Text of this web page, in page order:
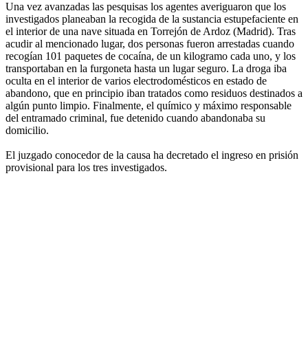
Una vez avanzadas las pesquisas los agentes averiguaron que los
investigados planeaban la recogida de la sustancia estupefaciente en
el interior de una nave situada en Torrejón de Ardoz (Madrid). Tras
acudir al mencionado lugar, dos personas fueron arrestadas cuando
recogían 101 paquetes de cocaína, de un kilogramo cada uno, y los
transportaban en la furgoneta hasta un lugar seguro. La droga iba
oculta en el interior de varios electrodomésticos en estado de
abandono, que en principio iban tratados como residuos destinados a
algún punto limpio. Finalmente, el químico y máximo responsable
del entramado criminal, fue detenido cuando abandonaba su
domicilio.
El juzgado conocedor de la causa ha decretado el ingreso en prisión
provisional para los tres investigados.